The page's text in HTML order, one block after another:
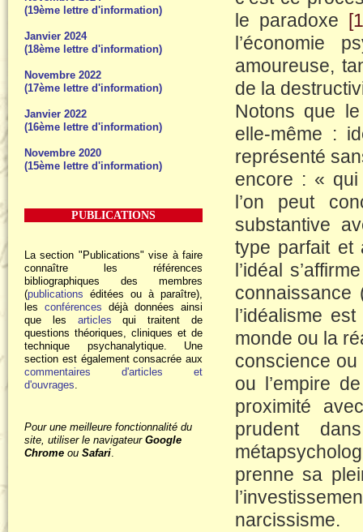
(19ème lettre d'information)
Janvier 2024
(18ème lettre d'information)
Novembre 2022
(17ème lettre d'information)
Janvier 2022
(16ème lettre d'information)
Novembre 2020
(15ème lettre d'information)
PUBLICATIONS
La section "Publications" vise à faire
connaître les références
bibliographiques des membres
(publications éditées ou à paraître),
les conférences déjà données ainsi
que les articles qui traitent de
questions théoriques, cliniques et de
technique psychanalytique. Une
section est également consacrée aux
commentaires d'articles et
d'ouvrages
Pour une meilleure fonctionnalité du
site, utiliser le navigateur Google
Chrome ou Safari
le paradoxe
l’économie
amoureuse,
de la
Notons que
elle-même :
représenté
encore : « qui
l’on peut
substantive
type parfait et
l’idéal
l’idéalisme
monde ou la
conscience
ou l’empire
proximité
prudent
prenne sa
narcissisme.